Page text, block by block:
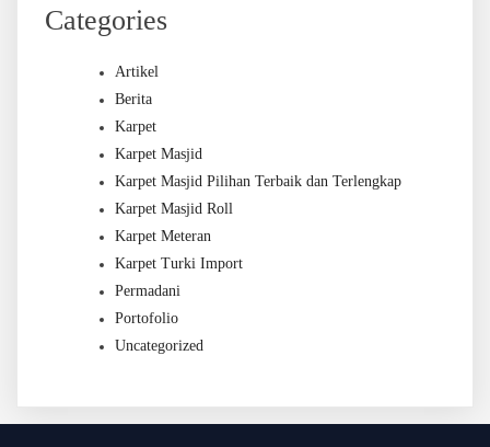
Categories
Artikel
Berita
Karpet
Karpet Masjid
Karpet Masjid Pilihan Terbaik dan Terlengkap
Karpet Masjid Roll
Karpet Meteran
Karpet Turki Import
Permadani
Portofolio
Uncategorized